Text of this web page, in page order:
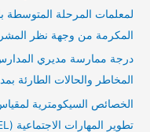
لمعلمات المرحلة المتوسطة
المكرمة من وجهة نظر
درجة ممارسة مديري المدارس
المخاطر والحالات الطارئة
الخصائص السيكومترية